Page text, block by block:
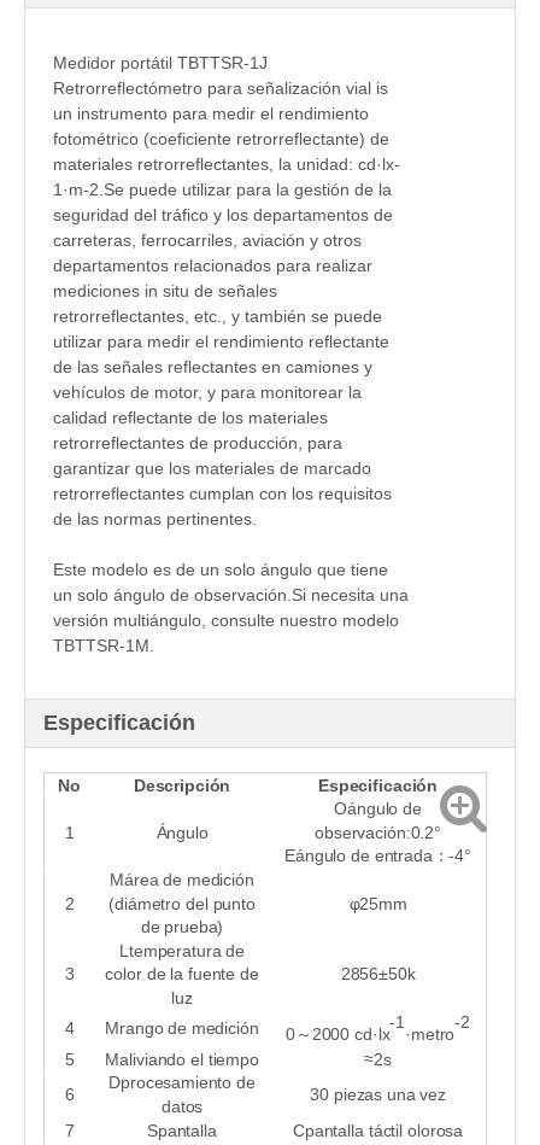
Medidor portátil TBTTSR-1J
Retrorreflectómetro para señalización vial is
un instrumento para medir el rendimiento
fotométrico (coeficiente retrorreflectante) de
materiales retrorreflectantes, la unidad: cd·lx-
1·m-2.Se puede utilizar para la gestión de la
seguridad del tráfico y los departamentos de
carreteras, ferrocarriles, aviación y otros
departamentos relacionados para realizar
mediciones in situ de señales
retrorreflectantes, etc., y también se puede
utilizar para medir el rendimiento reflectante
de las señales reflectantes en camiones y
vehículos de motor, y para monitorear la
calidad reflectante de los materiales
retrorreflectantes de producción, para
garantizar que los materiales de marcado
retrorreflectantes cumplan con los requisitos
de las normas pertinentes.
Este modelo es de un solo ángulo que tiene
un solo ángulo de observación.Si necesita una
versión multiángulo, consulte nuestro modelo
TBTTSR-1M.
Especificación
No Descripción Especificación
1 Ángulo
Oángulo de
observación:0.2°
Eángulo de entrada：-4°
2
Márea de medición
(diámetro del punto
de prueba)
φ25mm
3
L temperatura de
color de la fuente de
luz
2856±50k
4 Mrango de medición 0 ～ 2000 cd·lx
-1
·metro
-2
5 Maliviando el tiempo ≈2s
6
Dprocesamiento de
datos
30 piezas una vez
7
Spantalla Cpantalla táctil olorosa